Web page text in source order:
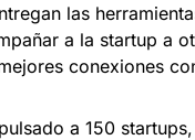
las
a la startup a
conexiones
a 150